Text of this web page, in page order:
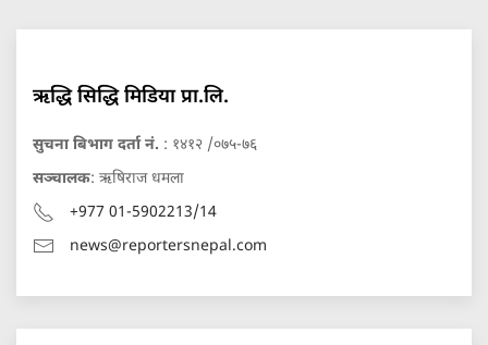
ऋद्धि सिद्धि मिडिया प्रा.लि.
सुचना बिभाग दर्ता नं. : १४१२ /०७५-७६
सञ्चालक: ऋषिराज धमला
+977 01-5902213/14
news@reportersnepal.com